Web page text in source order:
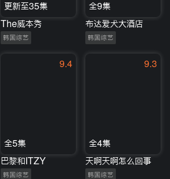
更新至35集
The威本秀
韩国综艺
全9集
布达爱犬大酒店
韩国综艺
9.4
全5集
巴黎和ITZY
韩国综艺
9.3
全4集
天啊天啊怎么回事
韩国综艺